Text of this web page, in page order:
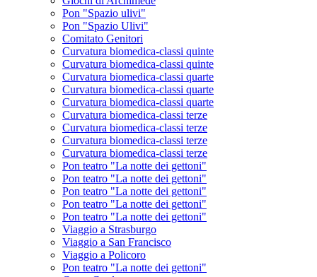
Pon "Spazio ulivi"
Pon "Spazio Ulivi"
Comitato Genitori
Curvatura biomedica-classi quinte
Curvatura biomedica-classi quinte
Curvatura biomedica-classi quarte
Curvatura biomedica-classi quarte
Curvatura biomedica-classi quarte
Curvatura biomedica-classi terze
Curvatura biomedica-classi terze
Curvatura biomedica-classi terze
Curvatura biomedica-classi terze
Pon teatro "La notte dei gettoni"
Pon teatro "La notte dei gettoni"
Pon teatro "La notte dei gettoni"
Pon teatro "La notte dei gettoni"
Pon teatro "La notte dei gettoni"
Viaggio a Strasburgo
Viaggio a San Francisco
Viaggio a Policoro
Pon teatro "La notte dei gettoni"